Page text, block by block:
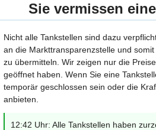
Sie vermissen
Nicht alle Tankstellen sind dazu
an die Markttransparenzstelle und
zu übermitteln. Wir zeigen nur die
geöffnet haben. Wenn Sie eine
temporär geschlossen sein oder die
anbieten.
12:42 Uhr: Alle Tankstellen haben